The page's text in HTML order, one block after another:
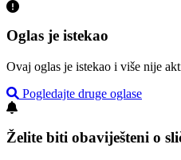
Oglas je istekao
Ovaj oglas je istekao i više nije
Pogledajte druge oglase
Želite biti obaviješteni o